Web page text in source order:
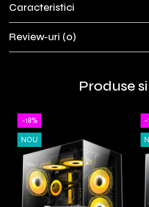
Caracteristici
Review-uri (0)
Produse
-18%
NOU
-